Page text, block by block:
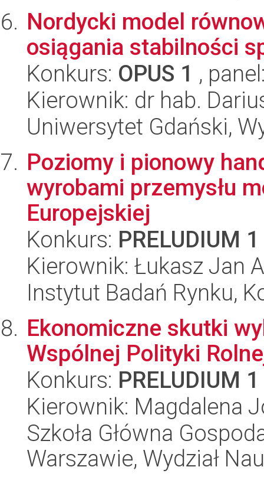
Nordycki model
osiągania stabilności
Konkurs: OPUS 1 ,
Kierownik: dr hab.
Uniwersytet Gdański,
Poziomy i pionowy
wyrobami przemysłu
Europejskiej
Konkurs: PRELUDIUM 1
Kierownik: Łukasz Jan
Instytut Badań Rynku,
Ekonomiczne skutki
Wspólnej Polityki
Konkurs: PRELUDIUM 1
Kierownik: Magdalena
Szkoła Główna
Warszawie, Wydział